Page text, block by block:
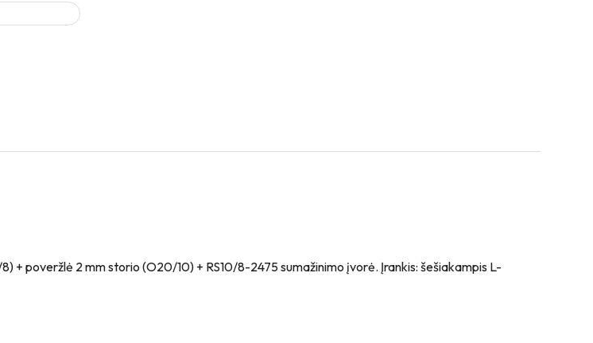
+ poveržlė 2 mm storio (O20/10) + RS10/8-2475 sumažinimo įvorė. Įrankis: šešiakampis L-